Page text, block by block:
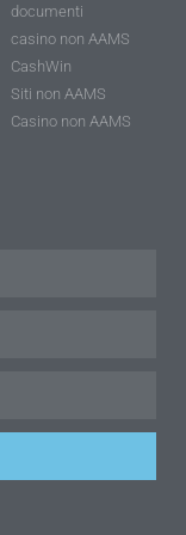
documenti
casino non AAMS
CashWin
Siti non AAMS
Casino non AAMS